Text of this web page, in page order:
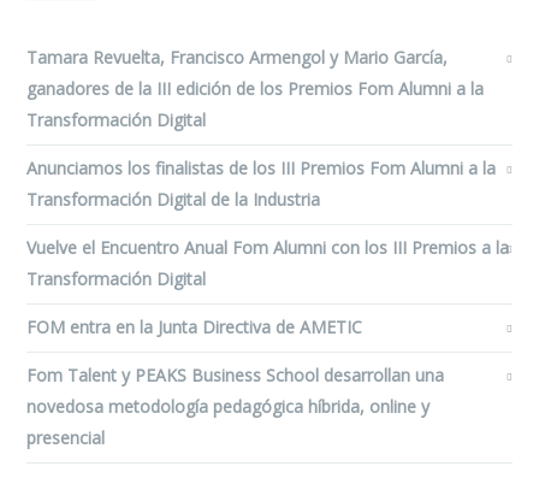
Tamara Revuelta, Francisco Armengol y Mario García,
ganadores de la III edición de los Premios Fom Alumni a la
Transformación Digital
Anunciamos los finalistas de los III Premios Fom Alumni a la
Transformación Digital de la Industria
Vuelve el Encuentro Anual Fom Alumni con los III Premios a la
Transformación Digital
FOM entra en la Junta Directiva de AMETIC
Fom Talent y PEAKS Business School desarrollan una
novedosa metodología pedagógica híbrida, online y
presencial